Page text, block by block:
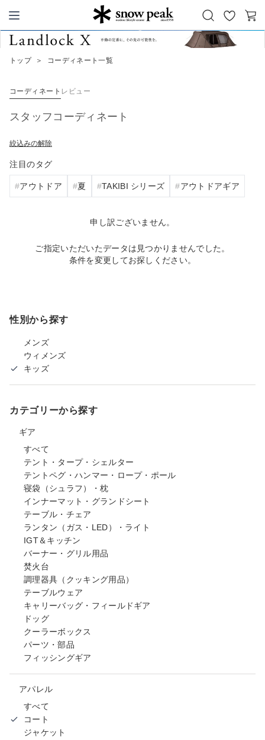
Snow Peak
お
気
カ
トップ ＞ コーディネート一覧
コーディネート レビュー
スタッフコーディネート
絞込みの解除
注目のタグ
アウトドア 夏 TAKIBI シリーズ アウトドアギア
申し訳ございません。
ご指定いただいたデータは見つかりませんでした。
条件を変更してお探しください。
性別から探す
メンズ
ウィメンズ
キッズ
カテゴリーから探す
ギア
すべて
テント・タープ・シェルター
テントペグ・ハンマー・ロープ・ポール
寝袋（シュラフ）・枕
インナーマット・グランドシート
テーブル・チェア
ランタン（ガス・LED）・ライト
IGT＆キッチン
バーナー・グリル用品
焚火台
調理器具（クッキング用品）
テーブルウェア
キャリーバッグ・フィールドギア
ドッグ
クーラーボックス
パーツ・部品
フィッシングギア
アパレル
すべて
コート
ジャケット